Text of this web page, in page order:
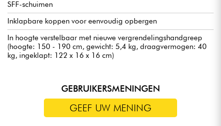
SFF-schuimen
Inklapbare koppen voor eenvoudig opbergen
In hoogte verstelbaar met nieuwe vergrendelingshandgreep
(hoogte: 150 - 190 cm, gewicht: 5,4 kg, draagvermogen: 40
kg, ingeklapt: 122 x 16 x 16 cm)
GEBRUIKERSMENINGEN
GEEF UW MENING